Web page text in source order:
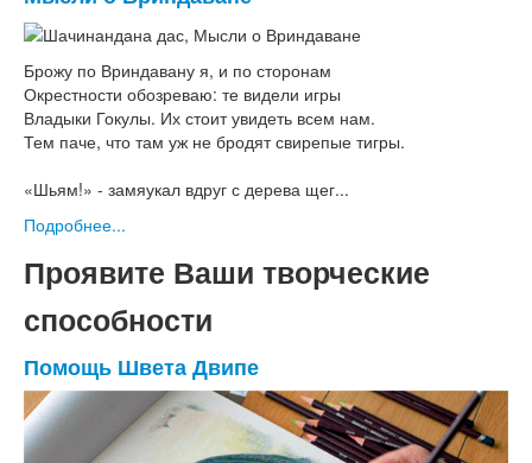
Брожу по Вриндавану я, и по сторонам
Окрестности обозреваю: те видели игры
Владыки Гокулы. Их стоит увидеть всем нам.
Тем паче, что там уж не бродят свирепые тигры.
«Шьям!» - замяукал вдруг с дерева щег...
Подробнее...
Проявите Ваши творческие
способности
Помощь Швета Двипе